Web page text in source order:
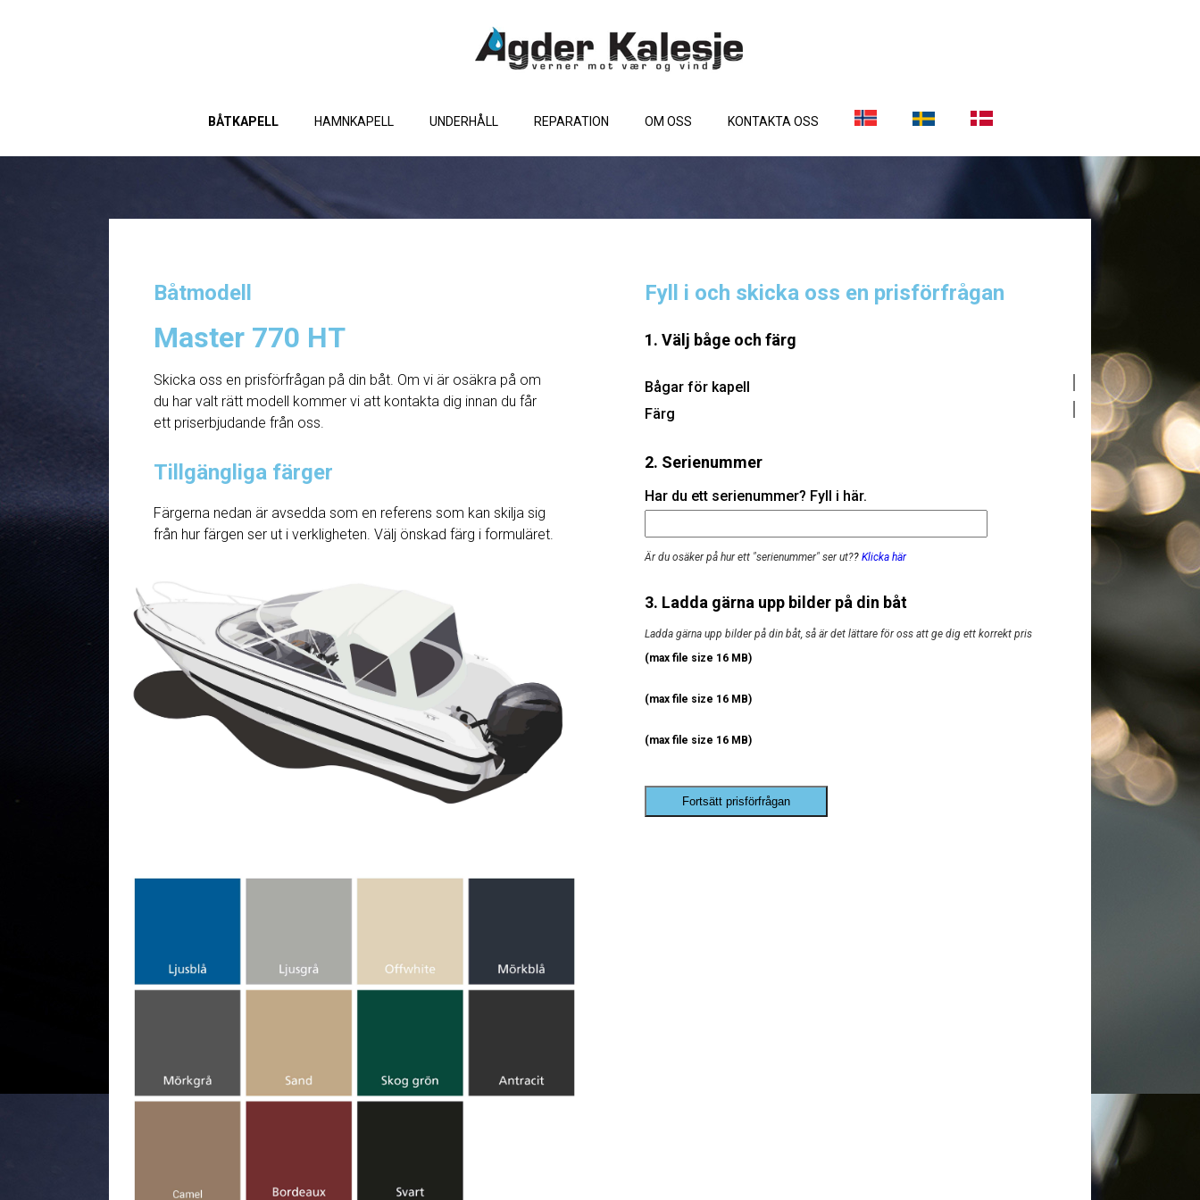
BÅTKAPELL HAMNKAPELL UNDERHÅLL REPARATION OM OSS KONTAKTA OSS
Båtmodell
Master 770 HT
Skicka oss en prisförfrågan på din båt. Om vi ​​är osäkra på om
du har valt rätt modell kommer vi att kontakta dig innan du får
ett priserbjudande från oss.
Tillgängliga färger
Färgerna nedan är avsedda som en referens som kan skilja sig
från hur färgen ser ut i verkligheten. Välj önskad färg i formuläret.
Fyll i och skicka oss en prisförfrågan
1. Välj båge och färg
Bågar för kapell
Färg
2. Serienummer
Har du ett serienummer? Fyll i här.
Är du osäker på hur ett "serienummer" ser ut?? Klicka här
3. Ladda gärna upp bilder på din båt
Ladda gärna upp bilder på din båt, så är det lättare för oss att ge dig ett korrekt pris
(max file size 16 MB)
(max file size 16 MB)
(max file size 16 MB)
Fortsätt prisförfrågan